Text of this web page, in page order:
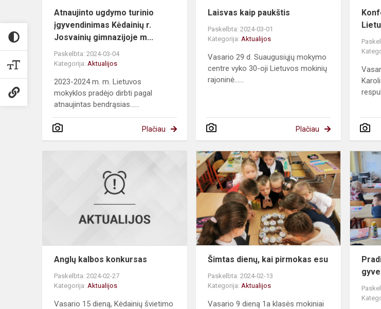
Atnaujinto ugdymo turinio
įgyvendinimas Kėdainių r.
Josvainių gimnazijoje m...
Paskelbta: 2024-03-04
Kategorija: Aktualijos
2023-2024 m. m. Lietuvos
mokyklos pradėjo dirbti pagal
atnaujintas bendrąsias......
Plačiau
Laisvas kaip paukštis
Paskelbta: 2024-03-01
Kategorija:Aktualijos
Vasario 29 d. Suaugusiųjų mokymo
centre vyko 30-oji Lietuvos mokinių
rajoninė......
Plačiau
Anglų
kalbos
konkursas
Anglų kalbos konkursas
Paskelbta: 2024-02-27
Kategorija: Aktualijos
Vasario 15 dieną, Kėdainių švietimo
Šimtas
dienų,
kai
pirmokas
esu
Šimtas dienų, kai pirmokas esu
Paskelbta: 2024-02-13
Kategorija:Aktualijos
Vasario 9 dieną 1a klasės mokiniai